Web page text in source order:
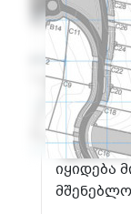
იყიდება